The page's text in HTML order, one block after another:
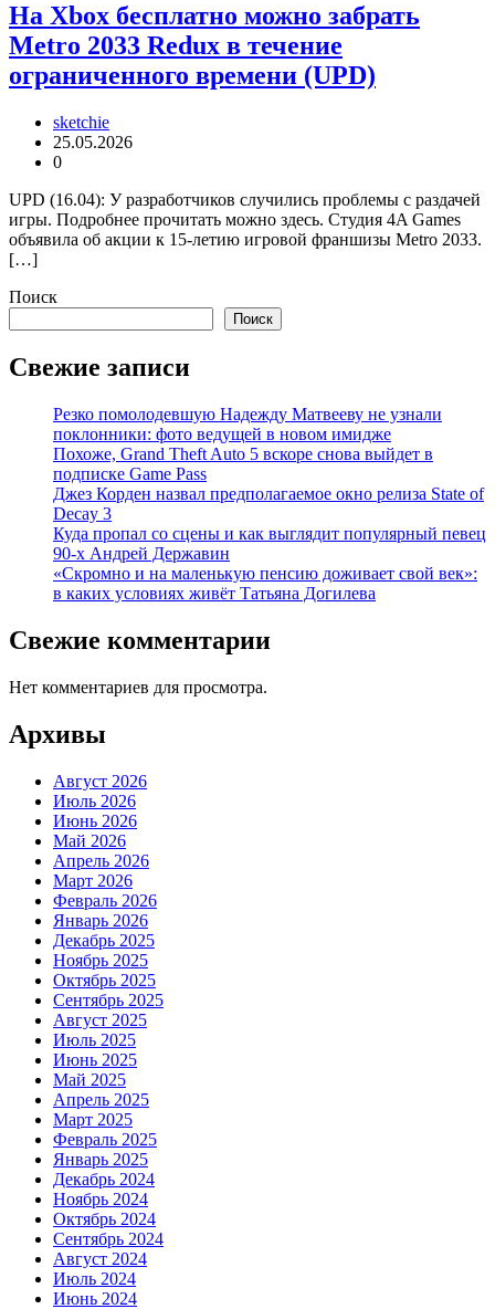
На Xbox бесплатно можно забрать
Metro 2033 Redux в течение
ограниченного времени (UPD)
sketchie
25.05.2026
0
UPD (16.04): У разработчиков случились проблемы с раздачей
игры. Подробнее прочитать можно здесь. Студия 4A Games
объявила об акции к 15-летию игровой франшизы Metro 2033.
[…]
Поиск
Поиск
Свежие записи
Резко помолодевшую Надежду Матвееву не узнали
поклонники: фото ведущей в новом имидже
Похоже, Grand Theft Auto 5 вскоре снова выйдет в
подписке Game Pass
Джез Корден назвал предполагаемое окно релиза State of
Decay 3
Куда пропал со сцены и как выглядит популярный певец
90-х Андрей Державин
«Скромно и на маленькую пенсию доживает свой век»:
в каких условиях живёт Татьяна Догилева
Свежие комментарии
Нет комментариев для просмотра.
Архивы
Август 2026
Июль 2026
Июнь 2026
Май 2026
Апрель 2026
Март 2026
Февраль 2026
Январь 2026
Декабрь 2025
Ноябрь 2025
Октябрь 2025
Сентябрь 2025
Август 2025
Июль 2025
Июнь 2025
Май 2025
Апрель 2025
Март 2025
Февраль 2025
Январь 2025
Декабрь 2024
Ноябрь 2024
Октябрь 2024
Сентябрь 2024
Август 2024
Июль 2024
Июнь 2024